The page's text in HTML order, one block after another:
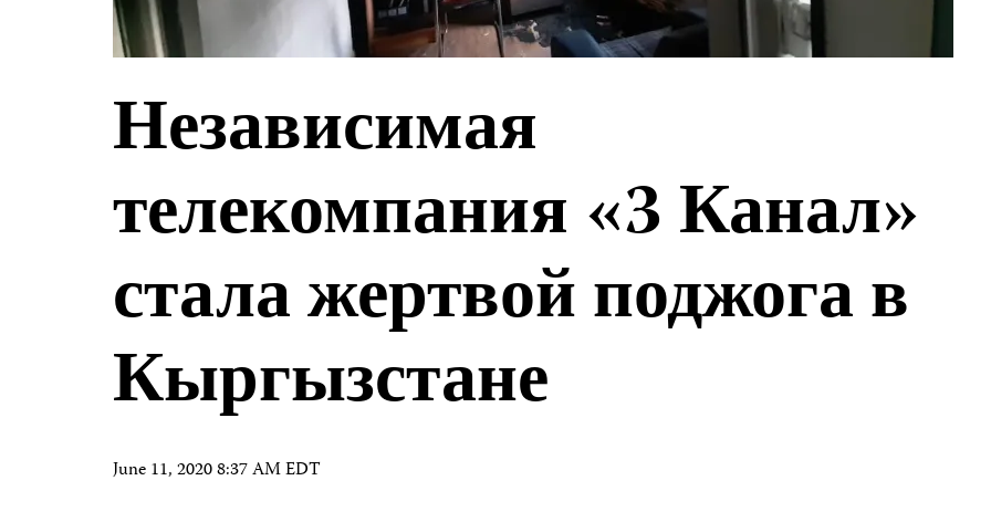
Независимая
телекомпания «3 Канал»
стала жертвой поджога в
Кыргызстане
June 11, 2020 8:37 AM EDT